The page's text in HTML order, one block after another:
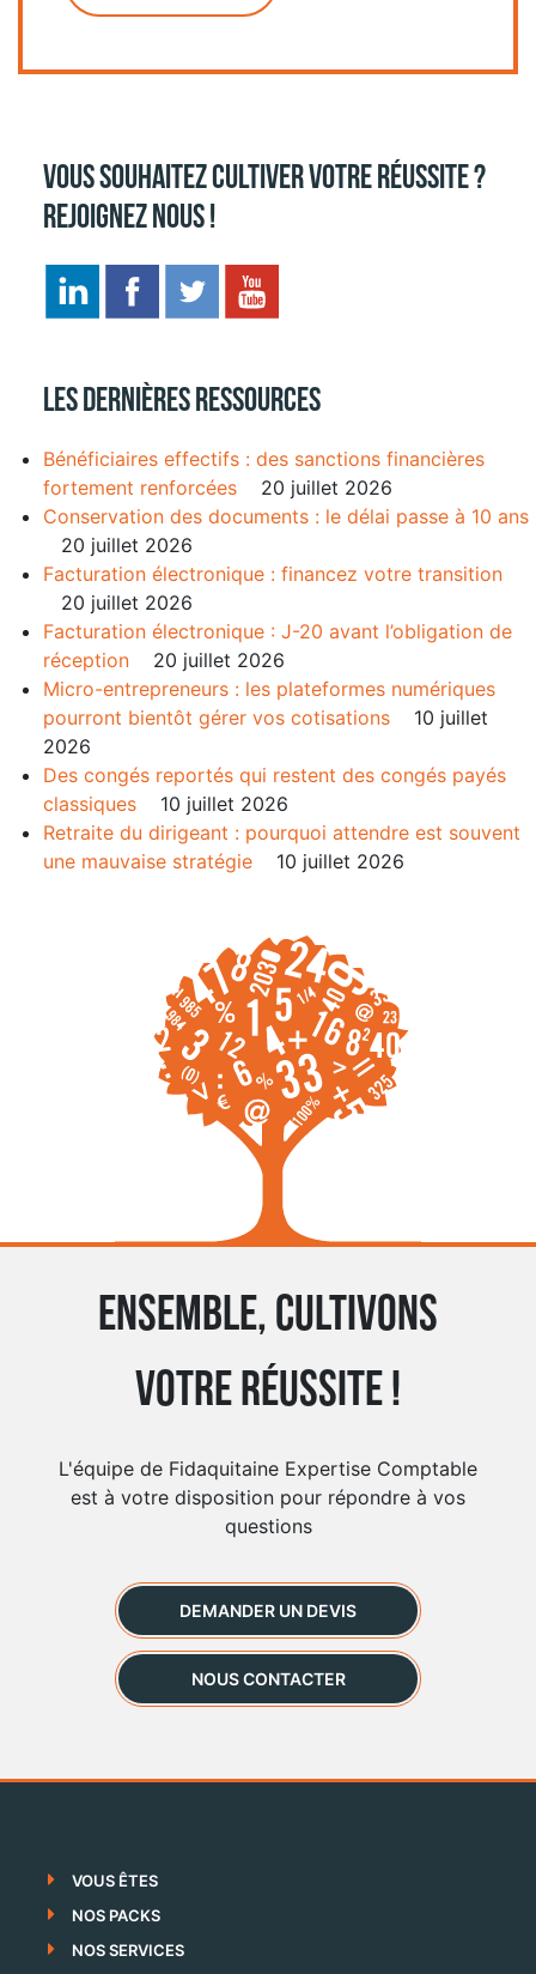
Vous souhaitez cultiver votre réussite ?
Rejoignez nous !
Les dernières ressources
Bénéficiaires effectifs : des sanctions financières
fortement renforcées
20 juillet 2026
Conservation des documents : le délai passe à 10 ans
20 juillet 2026
Facturation électronique : financez votre transition
20 juillet 2026
Facturation électronique : J-20 avant l’obligation de
réception
20 juillet 2026
Micro-entrepreneurs : les plateformes numériques
pourront bientôt gérer vos cotisations
10 juillet
2026
Des congés reportés qui restent des congés payés
classiques
10 juillet 2026
Retraite du dirigeant : pourquoi attendre est souvent
une mauvaise stratégie
10 juillet 2026
Ensemble, cultivons
votre réussite !
L'équipe de Fidaquitaine Expertise Comptable
est à votre disposition pour répondre à vos
questions
DEMANDER UN DEVIS
NOUS CONTACTER
VOUS ÊTES
NOS PACKS
NOS SERVICES